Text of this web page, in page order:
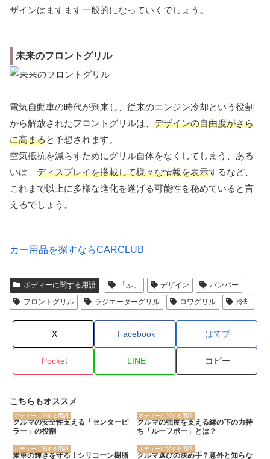
ザインはますます一般的になっていくでしょう。
未来のフロントグリル
電気自動車の時代が到来し、従来のエンジン冷却という役割
から解放されたフロントグリルは、 デザインの自由度がさら
に高まると予想されます。
空気抵抗を減らすためにグリル自体をなくしてしまう、ある
いは、 ディスプレイを搭載して様々な情報を表示するなど、
これまで以上に多様な進化を遂げる可能性を秘めていると言
えるでしょう。
カー用品を探すならCARCLUB
ボディーに関する用語 「ふ」 デザイン
バンパー
フロントグリル
ラジエーターグリル ロワグリル 冷却
X Facebook はてブ
Pocket LINE コピー
こちらもオススメ
ボディーに関する用語
クルマの安全性支える「センターピ
ラー」の役割
ボディーに関する用語
クルマの強度を支える縁の下の力持
ち「ルーフボー」とは？
ボディーに関する用語
愛車の輝きを守る！シリコーン樹脂
ボディーに関する用語
クルマ選びの決め手？意外と知らな